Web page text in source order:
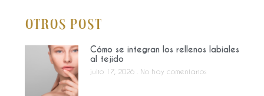
Otros Post
Cómo se integran los rellenos labiales
al tejido
julio 17, 2026 No hay comentarios